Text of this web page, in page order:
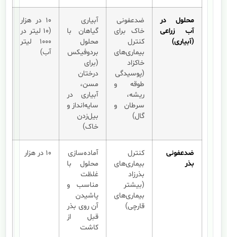
محلول در
آب زراعی
(آبیاری)
ضدعفونی
خاک برای
کنترل
بیماری‌های
خاکزاد
(پوسیدگی
طوقه و
ریشه،
سرطان و
گال)
آبیاری
گیاهان با
محلول
بردوفیکس
(برای
درختان
مسن،
آبیاری در
سایه‌انداز و
بیل‌زدن
خاک)
۱۰ در هزار
(۱۰ لیتر در
۱۰۰۰ لیتر
آب)
ضدعفونی
بذر
کنترل
بیماری‌های
بذرزاد
(بیشتر
بیماری‌های
قارچی)
آماده‌سازی
محلول با
غلظت
مناسب و
پاشیدن
آن روی بذر
قبل از
کاشت
۱۰ در هزار